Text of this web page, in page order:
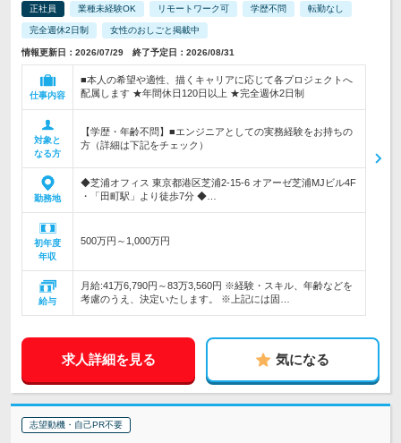
正社員 業種未経験OK リモートワーク可 学歴不問 転勤なし
完全週休2日制 女性のおしごと掲載中
情報更新日：2026/07/29 終了予定日：2026/08/31
仕事内容
■本人の希望や適性、描くキャリアに応じて各プロジェクトへ
配属します ★年間休日120日以上 ★完全週休2日制
対象と
なる方
【学歴・年齢不問】■エンジニアとしての実務経験をお持ちの
方（詳細は下記をチェック）
勤務地
◆芝浦オフィス 東京都港区芝浦2-15-6 オアーゼ芝浦MJビル4F
・「田町駅」より徒歩7分 ◆…
初年度
年収
500万円～1,000万円
給与
月給:41万6,790円～83万3,560円 ※経験・スキル、年齢などを
考慮のうえ、決定いたします。 ※上記には固…
求人詳細を見る 気になる
志望動機・自己PR不要